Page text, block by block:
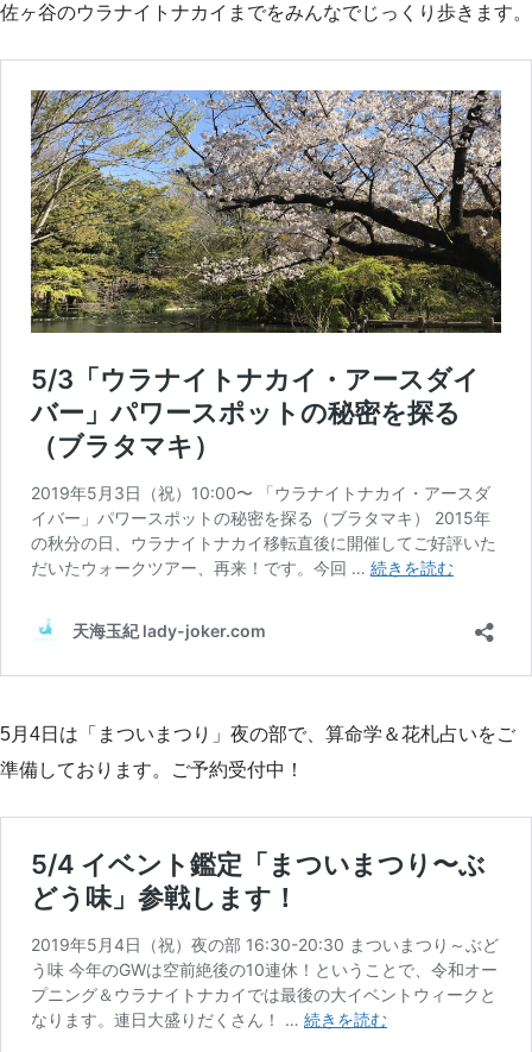
佐ヶ谷のウラナイトナカイまでをみんなでじっくり歩きます。
5月4日は「まついまつり」夜の部で、算命学＆花札占いをご
準備しております。ご予約受付中！